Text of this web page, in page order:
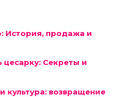
История, продажа и
цесарку: Секреты и
культура: возвращение